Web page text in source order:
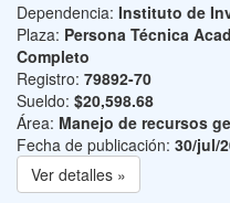
Dependencia: Instituto de
Plaza: Persona Técnica
Completo
Registro: 79892-70
Sueldo: $20,598.68
Área: Manejo de recursos
Fecha de publicación: 30/jul/
Ver detalles »